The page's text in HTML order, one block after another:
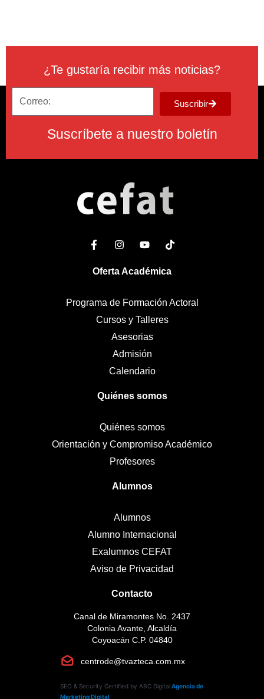
Suscríbete a nuestro boletín
¿Te gustaría recibir más noticias?
Suscribir
Oferta Académica
Programa de Formación Actoral
Cursos y Talleres
Asesorias
Admisión
Calendario
Quiénes somos
Quiénes somos
Orientación y Compromiso Académico
Profesores
Alumnos
Alumnos
Alumno Internacional
Exalumnos CEFAT
Aviso de Privacidad
Contacto
Canal de Miramontes No. 2437
Colonia Avante, Alcaldía
Coyoacán C.P. 04840
centrode@tvazteca.com.mx
SEO & Security Certified by ABC Digital Agencia de
Marketing Digital